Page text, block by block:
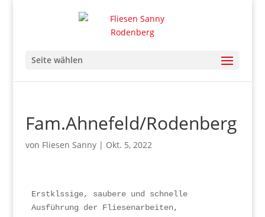
Seite wählen
Fam.Ahnefeld/Rodenberg
von Fliesen Sanny| Okt. 5, 2022
Erstklssige, saubere und schnelle
Ausführung der Fliesenarbeiten,